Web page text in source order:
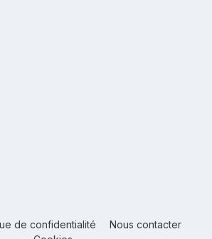
de confidentialité
Nous contacter